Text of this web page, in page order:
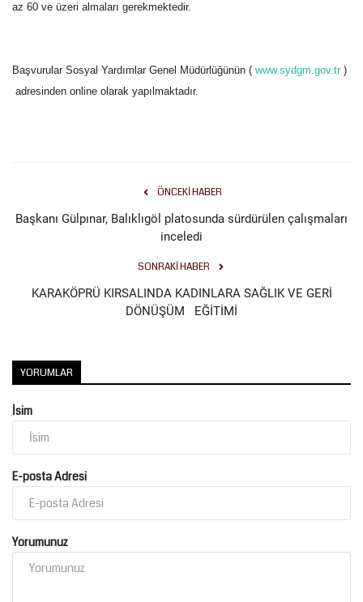
Yaşam
az 60 ve üzeri almaları gerekmektedir.
Başvurular Sosyal Yardımlar Genel Müdürlüğünün ( www.sydgm.gov.tr)
adresinden online olarak yapılmaktadır.
ÖNCEKI HABER
Başkanı Gülpınar, Balıklıgöl platosunda sürdürülen çalışmaları
inceledi
SONRAKI HABER
KARAKÖPRÜ KIRSALINDA KADINLARA SAĞLIK VE GERİ
DÖNÜŞÜM EĞİTİMİ
YORUMLAR
İsim
E-posta Adresi
Yorumunuz